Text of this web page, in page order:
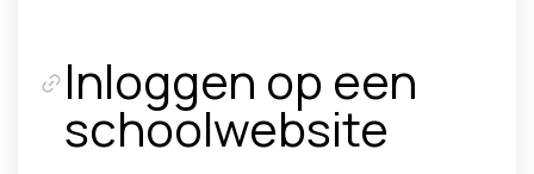
Inloggen op een
schoolwebsite